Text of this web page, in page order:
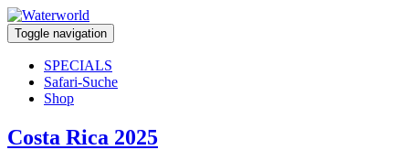
Toggle navigation
SPECIALS
Safari-Suche
Shop
Costa Rica 2025